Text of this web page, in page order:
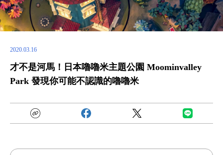
2020.03.16
才不是河馬！日本嚕嚕米主題公園 Moominvalley
Park 發現你可能不認識的嚕嚕米